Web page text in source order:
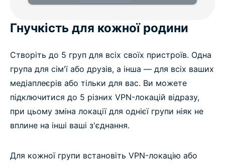
Гнучкість для кожної родини
Створіть до 5 груп для всіх своїх пристроїв. Одна
група для сім'ї або друзів, а інша — для всіх ваших
медіаплеєрів або тільки для вас. Ви можете
підключитися до 5 різних VPN-локацій відразу,
при цьому зміна локації для однієї групи ніяк не
вплине на інші ваші з'єднання.
Для кожної групи встановіть VPN-локацію або